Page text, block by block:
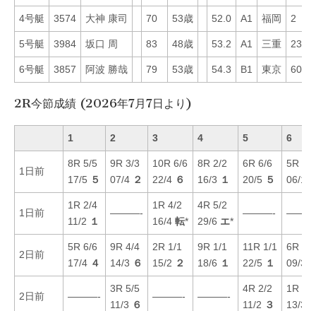
4号艇 3574 大神 康司 70 53歳 52.0 A1 福岡 2
5号艇 3984 坂口 周 83 48歳 53.2 A1 三重 23
6号艇 3857 阿波 勝哉 79 53歳 54.3 B1 東京 60
2R今節成績 (2026年7月7日より)
1 2 3 4 5 6
1日前
8R 5/5
17/5 ５
9R 3/3
07/4 ２
10R 6/6
22/4 ６
8R 2/2
16/3 １
6R 6/6
20/5 ５
5R 5/5
06/1
1日前
1R 2/4
11/2 １
———-
1R 4/2
16/4 転*
4R 5/2
29/6 エ*
———-
2日前
5R 6/6
17/4 ４
9R 4/4
14/3 ６
2R 1/1
15/2 ２
9R 1/1
18/6 １
11R 1/1
22/5 １
6R 2/6
09/3
2日前 ———-
3R 5/5
11/3 ６
———- ———-
4R 2/2
11/2 ３
1R 3/6
13/3